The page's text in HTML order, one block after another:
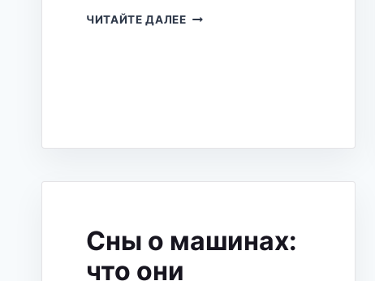
ЧИТАЙТЕ ДАЛЕЕСОН
Сны о машинах:
что они